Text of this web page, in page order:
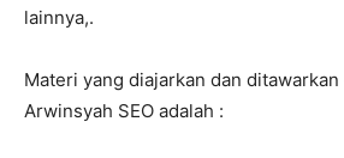
lainnya,.
Materi yang diajarkan dan
Arwinsyah SEO adalah :